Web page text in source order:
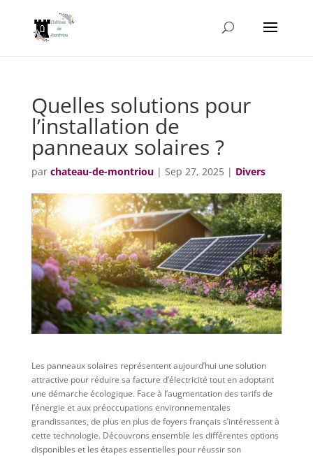
Quelles solutions pour
l’installation de
panneaux solaires ?
par chateau-de-montriou| Sep 27, 2025| Divers
Les panneaux solaires représentent aujourd’hui une solution
attractive pour réduire sa facture d’électricité tout en adoptant
une démarche écologique. Face à l’augmentation des tarifs de
l’énergie et aux préoccupations environnementales
grandissantes, de plus en plus de foyers français s’intéressent à
cette technologie. Découvrons ensemble les différentes options
disponibles et les étapes essentielles pour réussir son